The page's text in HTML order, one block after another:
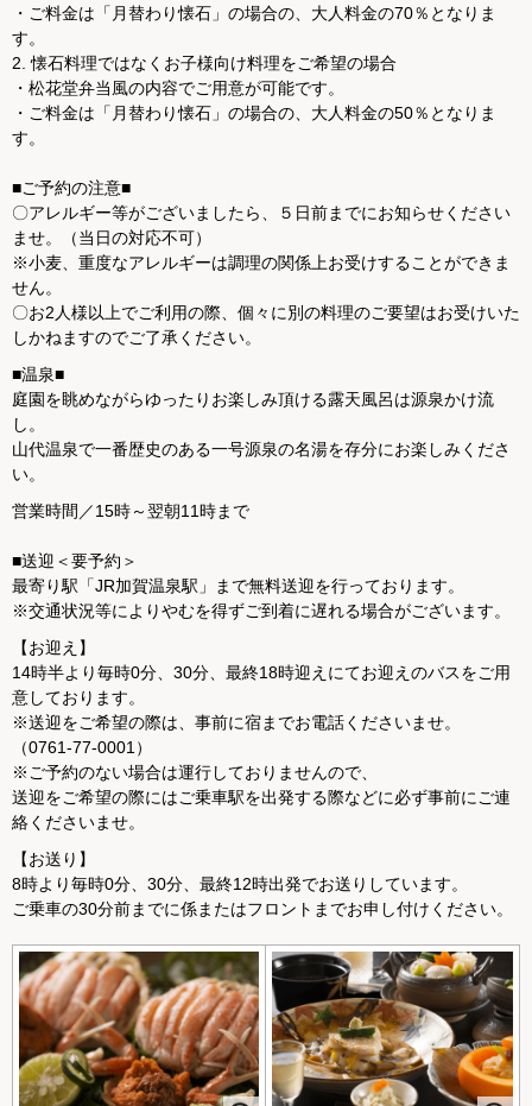
・ご料金は「月替わり懐石」の場合の、大人料金の70％となりま
す。
2. 懐石料理ではなくお子様向け料理をご希望の場合
・松花堂弁当風の内容でご用意が可能です。
・ご料金は「月替わり懐石」の場合の、大人料金の50％となりま
す。
■ご予約の注意■
〇アレルギー等がございましたら、５日前までにお知らせください
ませ。（当日の対応不可）
※小麦、重度なアレルギーは調理の関係上お受けすることができま
せん。
〇お2人様以上でご利用の際、個々に別の料理のご要望はお受けいた
しかねますのでご了承ください。
■温泉■
庭園を眺めながらゆったりお楽しみ頂ける露天風呂は源泉かけ流
し。
山代温泉で一番歴史のある一号源泉の名湯を存分にお楽しみくださ
い。
営業時間／15時～翌朝11時まで
■送迎＜要予約＞
最寄り駅「JR加賀温泉駅」まで無料送迎を行っております。
※交通状況等によりやむを得ずご到着に遅れる場合がございます。
【お迎え】
14時半より毎時0分、30分、最終18時迎えにてお迎えのバスをご用
意しております。
※送迎をご希望の際は、事前に宿までお電話くださいませ。
（0761-77-0001）
※ご予約のない場合は運行しておりませんので、
送迎をご希望の際にはご乗車駅を出発する際などに必ず事前にご連
絡くださいませ。
【お送り】
8時より毎時0分、30分、最終12時出発でお送りしています。
ご乗車の30分前までに係またはフロントまでお申し付けください。